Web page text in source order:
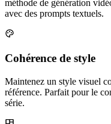
méthode de génération
avec des prompts textuels.
Cohérence de style
Maintenez un style visuel
référence. Parfait pour le
série.